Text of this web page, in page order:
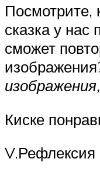
Посмотрите,
сказка у нас
сможет
Киске
V.Рефлексия